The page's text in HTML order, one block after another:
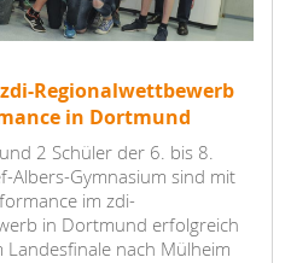
Regionalwettbewerb
in Dortmund
2 Schüler der 6. bis 8.
Albers-Gymnasium sind mit
im zdi-
in Dortmund erfolgreich
nach Mülheim